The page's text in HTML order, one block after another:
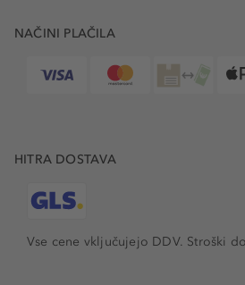
NAČINI PLAČILA
HITRA DOSTAVA
Vse cene vključujejo DDV. Stroški